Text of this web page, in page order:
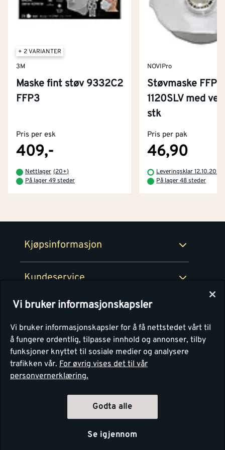
+ 2 VARIANTER
3M
Maske fint støv 9332C2
FFP3
Pris per esk
409,-
Nettlager (20+)
På lager 49 steder
NOVIPro
Støvmaske
1120SLV med
stk
Pris per pak
46,90
Leveringsklar 12.10.2026
På lager 48 steder
Kjøpsinformasjon
Kjøpsbetingelser
Retur- og angrerettsskjema
Kundeservice
Tjenester
Montér Klubb
Montér
Byggevarehus og åpningstider
Prismatch
Personvern
Vi bruker informasjonskapsler
Vi bruker informasjonskapsler for å få nettstedet vårt til
å fungere ordentlig, tilpasse innhold og annonser, tilby
funksjoner knyttet til sosiale medier og analysere
trafikken vår. For øvrig vises det til vår
personvernerklæring.
Godta alle
Se igjennom